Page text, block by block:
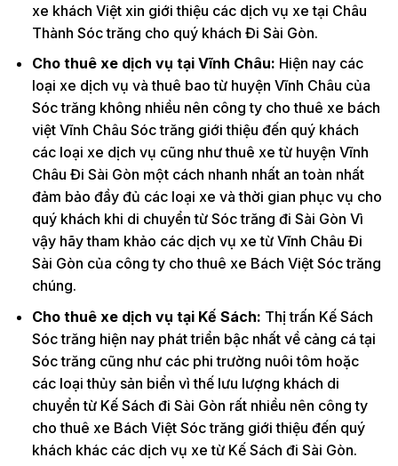
xe khách Việt xin giới thiệu các dịch vụ xe tại Châu
Thành Sóc trăng cho quý khách Đi Sài Gòn.
Cho thuê xe dịch vụ tại Vĩnh Châu: Hiện nay các
loại xe dịch vụ và thuê bao từ huyện Vĩnh Châu của
Sóc trăng không nhiều nên công ty cho thuê xe bách
việt Vĩnh Châu Sóc trăng giới thiệu đến quý khách
các loại xe dịch vụ cũng như thuê xe từ huyện Vĩnh
Châu Đi Sài Gòn một cách nhanh nhất an toàn nhất
đảm bảo đầy đủ các loại xe và thời gian phục vụ cho
quý khách khi di chuyển từ Sóc trăng đi Sài Gòn Vì
vậy hãy tham khảo các dịch vụ xe từ Vĩnh Châu Đi
Sài Gòn của công ty cho thuê xe Bách Việt Sóc trăng
chúng.
Cho thuê xe dịch vụ tại Kế Sách: Thị trấn Kế Sách
Sóc trăng hiện nay phát triển bậc nhất về cảng cá tại
Sóc trăng cũng như các phi trường nuôi tôm hoặc
các loại thủy sản biển vì thế lưu lượng khách di
chuyển từ Kế Sách đi Sài Gòn rất nhiều nên công ty
cho thuê xe Bách Việt Sóc trăng giới thiệu đến quý
khách khác các dịch vụ xe từ Kế Sách đi Sài Gòn.